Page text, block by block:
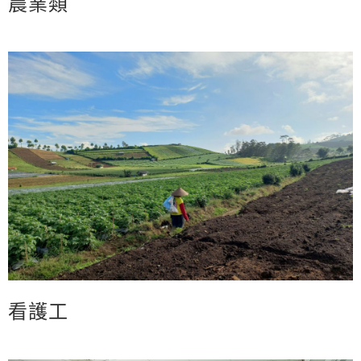
看護工